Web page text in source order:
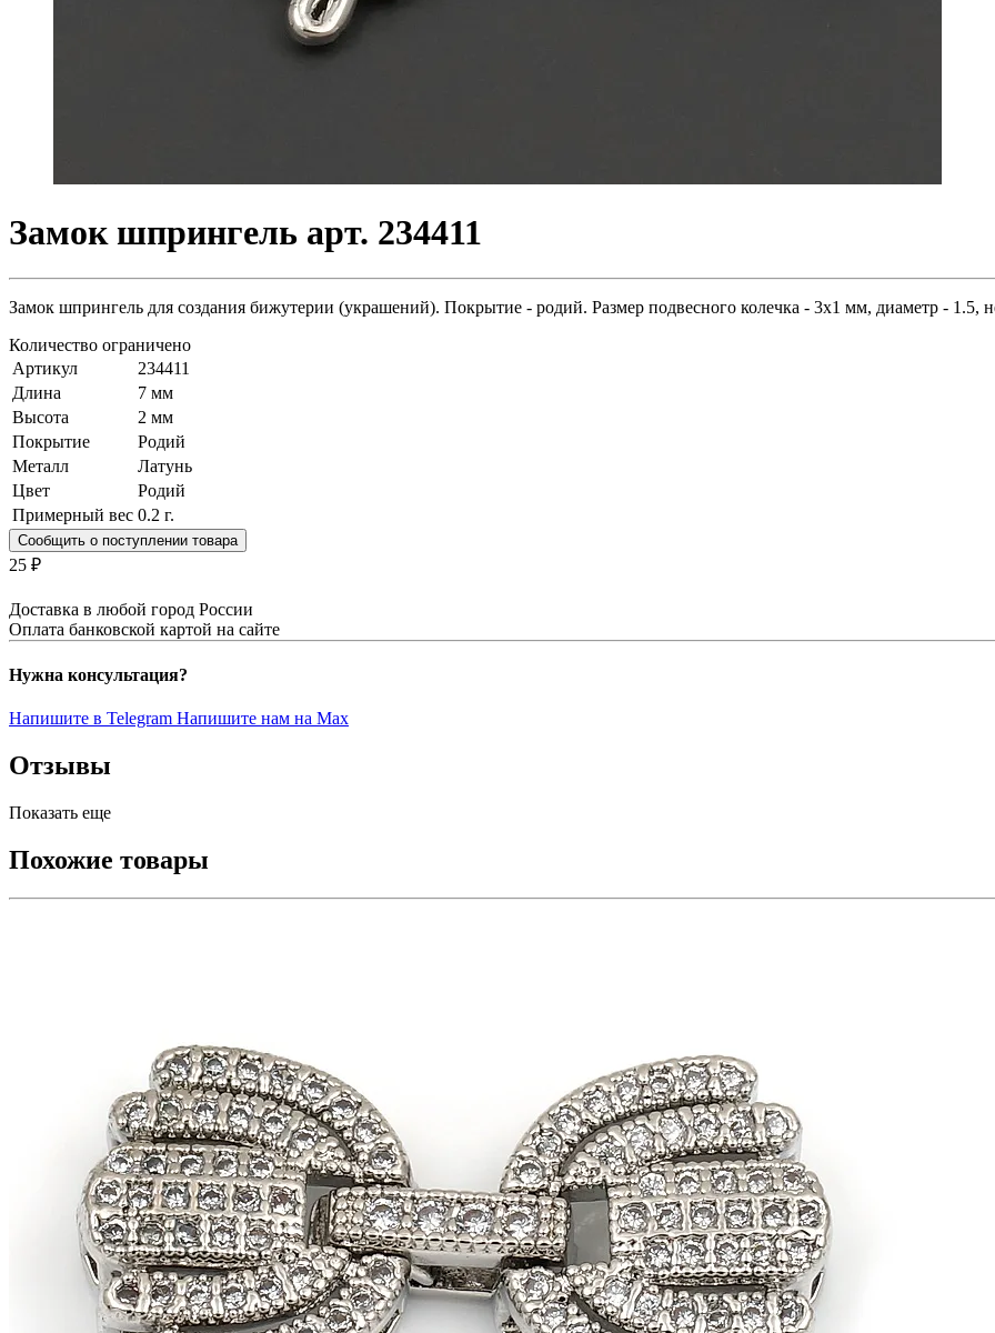
Замок шпрингель арт. 234411
Замок шпрингель для создания бижутерии (украшений). Покрытие - родий. Размер подвесного колечка - 3х1 мм, диаметр - 1.5,
Количество ограничено
Артикул
234411
Длина
7 мм
Высота
2 мм
Покрытие
Родий
Металл
Латунь
Цвет
Родий
Примерный вес 0.2 г.
Сообщить о поступлении товара
25 ₽
Доставка в любой город России
Оплата банковской картой на сайте
Нужна консультация?
Напишите в Telegram Напишите нам на Max
Отзывы
Показать еще
Похожие товары